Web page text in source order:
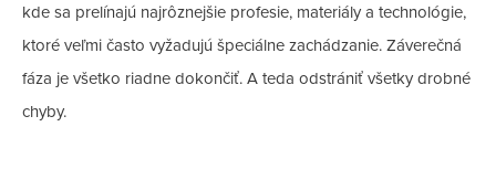
kde sa prelínajú najrôznejšie profesie, materiály a technológie,
ktoré veľmi často vyžadujú špeciálne zachádzanie. Záverečná
fáza je všetko riadne dokončiť. A teda odstrániť všetky drobné
chyby.